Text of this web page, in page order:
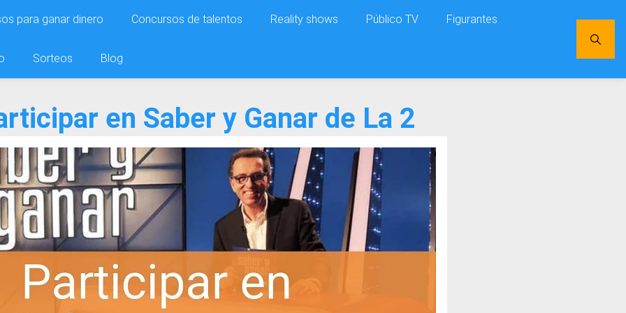
para ganar dinero Concursos de talentos Reality shows Público TV Figurantes
Sorteos Blog
en Saber y Ganar de La 2